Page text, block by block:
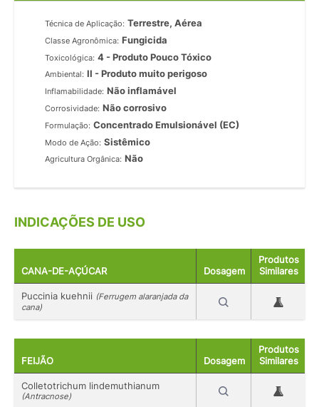
Técnica de Aplicação: Terrestre, Aérea
Classe Agronômica: Fungicida
Toxicológica: 4 - Produto Pouco Tóxico
Ambiental: II - Produto muito perigoso
Inflamabilidade: Não inflamável
Corrosividade: Não corrosivo
Formulação: Concentrado Emulsionável (EC)
Modo de Ação: Sistêmico
Agricultura Orgânica: Não
INDICAÇÕES DE USO
CANA-DE-AÇÚCAR Dosagem
Produtos
Similares
Puccinia kuehnii (Ferrugem alaranjada da
cana)
FEIJÃO Dosagem
Produtos
Similares
Colletotrichum lindemuthianum
(Antracnose)